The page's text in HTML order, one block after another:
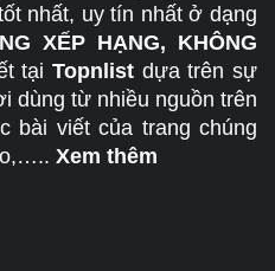
nhất, uy tín nhất ở dạng
XẾP HẠNG, KHÔNG
tạiTopnlist dựa trên sự
dùng từ nhiều nguồn trên
bài viết của trang chúng
Xem thêm